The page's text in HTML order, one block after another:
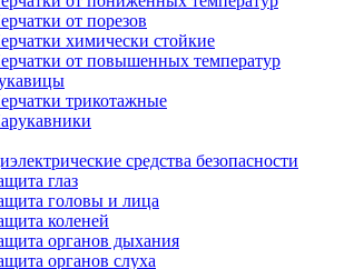
от порезов
химически стойкие
от повышенных температур
трикотажные
средства безопасности
глаз
головы и лица
коленей
органов дыхания
органов слуха